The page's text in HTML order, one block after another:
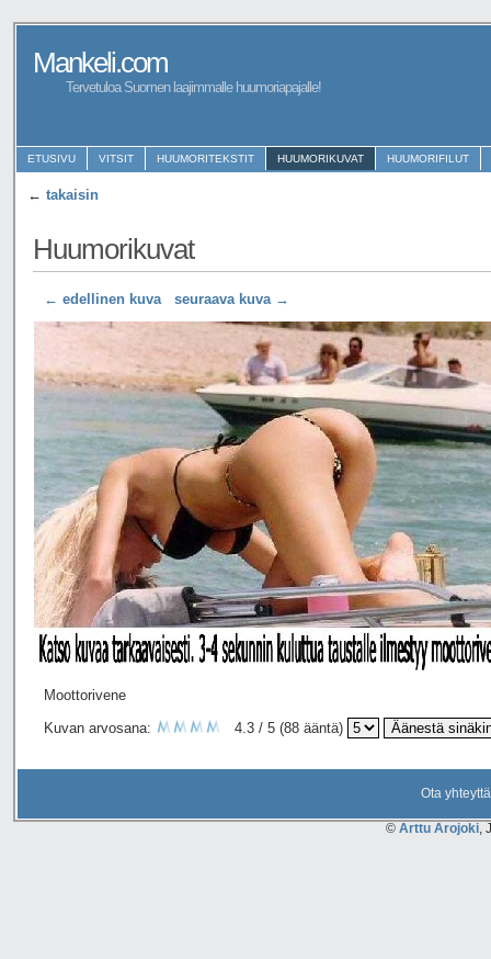
Mankeli.com
Tervetuloa Suomen laajimmalle huumoriapajalle!
ETUSIVU VITSIT HUUMORITEKSTIT HUUMORIKUVAT HUUMORIFILUT
← takaisin
Huumorikuvat
← edellinen kuva seuraava kuva →
Moottorivene
Kuvan arvosana:
4.3 / 5 (88 ääntä)
Ota
© Arttu Arojoki ,